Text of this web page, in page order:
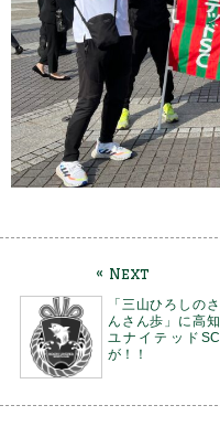
« Next
「三山ひろしのさ
んさん歩」に高知
ユナイテッドSC
が！！